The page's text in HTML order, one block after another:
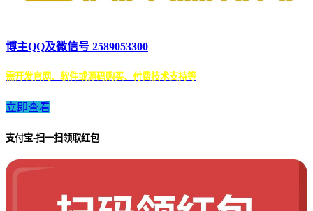
博主QQ及微信号 2589053300
需开发官网、软件或源码购买、付费技术支持等
立即查看
支付宝-扫一扫领取红包